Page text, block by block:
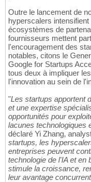
Outre le lancement de
hyperscalers
écosystèmes de
fournisseurs mettent
l'encouragement des
notables, citons le
Google for Startups
tous deux à impliquer
l'innovation au sein de
"Les startups apportent
et une expertise
opportunités pour
lacunes technologiques
déclaré Yi Zhang,
startups, les
entreprises peuvent
technologie de l'IA et en
stimule la croissance,
leur avantage